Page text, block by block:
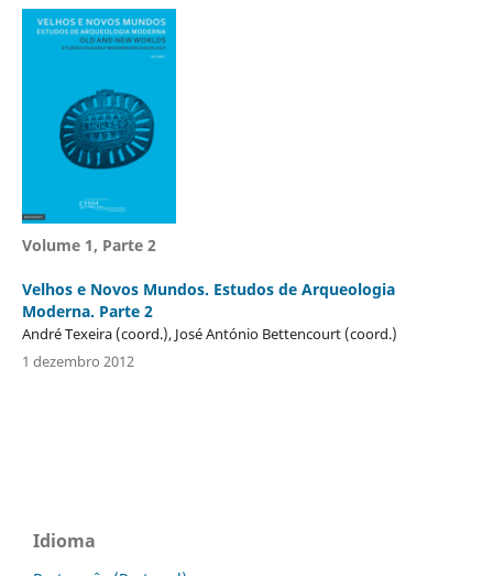
Volume 1, Parte 2
Velhos e Novos Mundos. Estudos de Arqueologia
Moderna. Parte 2
André Texeira (coord.), José António Bettencourt (coord.)
1 dezembro 2012
Idioma